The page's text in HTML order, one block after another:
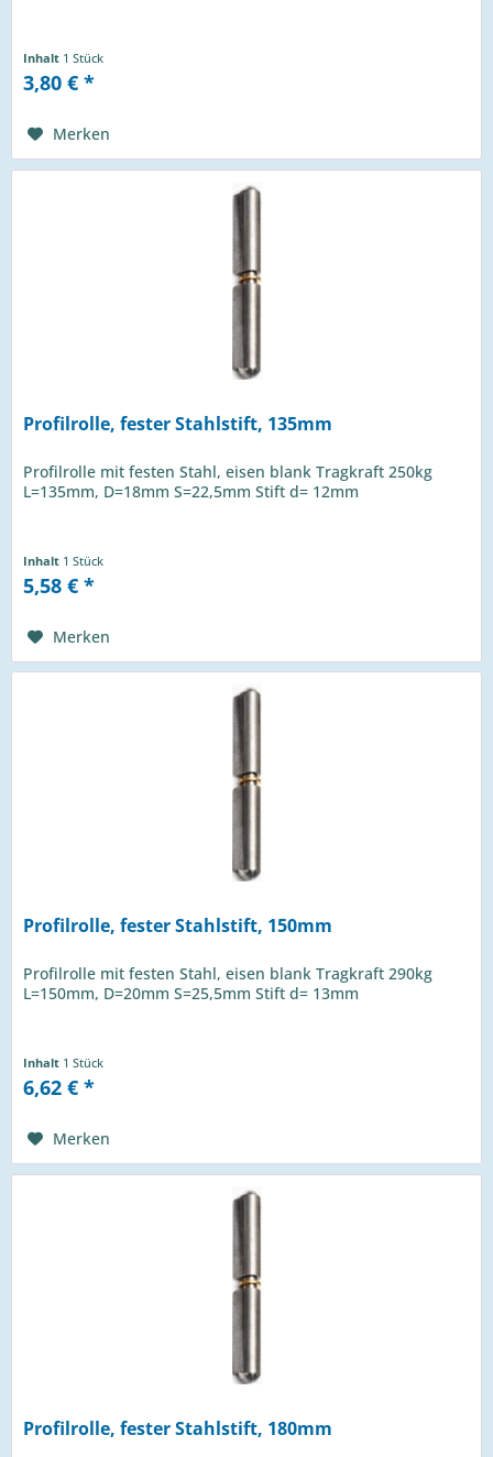
Inhalt 1 Stück
3,80 € *
Merken
Profilrolle, fester Stahlstift, 135mm
Profilrolle mit festen Stahl, eisen blank Tragkraft 250kg
L=135mm, D=18mm S=22,5mm Stift d= 12mm
Inhalt 1 Stück
5,58 € *
Merken
Profilrolle, fester Stahlstift, 150mm
Profilrolle mit festen Stahl, eisen blank Tragkraft 290kg
L=150mm, D=20mm S=25,5mm Stift d= 13mm
Inhalt 1 Stück
6,62 € *
Merken
Profilrolle, fester Stahlstift, 180mm